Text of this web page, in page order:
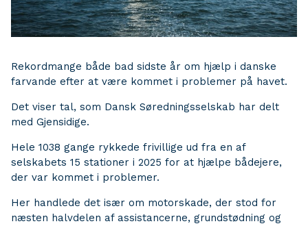
Rekordmange både bad sidste år om hjælp i danske
farvande efter at være kommet i problemer på havet.
Det viser tal, som Dansk Søredningsselskab har delt
med Gjensidige.
Hele 1038 gange rykkede frivillige ud fra en af
selskabets 15 stationer i 2025 for at hjælpe bådejere,
der var kommet i problemer.
Her handlede det især om motorskade, der stod for
næsten halvdelen af assistancerne, grundstødning og